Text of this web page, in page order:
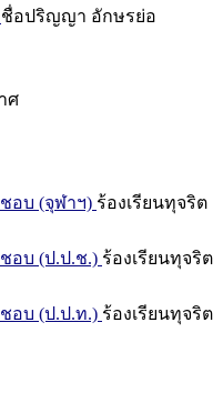
ชื่อปริญญา อักษรย่อ
ศ
อบ (จุฬาฯ) ร้องเรียนทุจริต
อบ (ป.ป.ช.) ร้องเรียนทุจริต
อบ (ป.ป.ท.) ร้องเรียนทุจริต